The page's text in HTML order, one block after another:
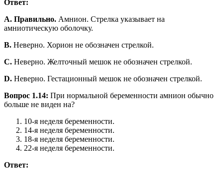
Ответ:
A. Правильно. Амнион. Стрелка указывает на
амниотическую оболочку.
B. Неверно. Хорион не обозначен стрелкой.
С. Неверно. Желточный мешок не обозначен стрелкой.
D. Неверно. Гестационный мешок не обозначен стрелкой.
Вопрос 1.14: При нормальной беременности амнион обычно
больше не виден на?
10-я неделя беременности.
14-я неделя беременности.
18-я неделя беременности.
22-я неделя беременности.
Ответ: